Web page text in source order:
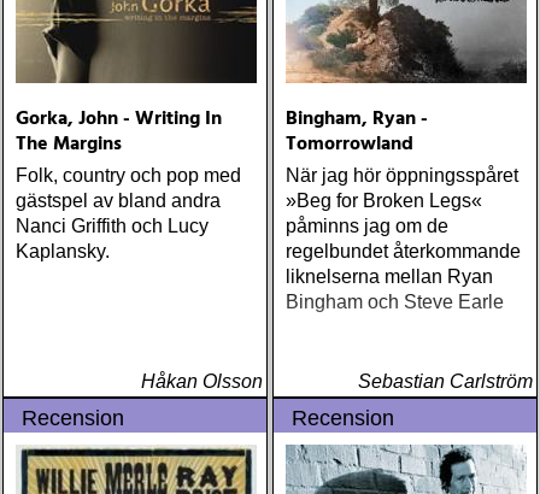
Gorka, John - Writing In
The Margins
Folk, country och pop med
gästspel av bland andra
Nanci Griffith och Lucy
Kaplansky.
Håkan Olsson
Bingham, Ryan -
Tomorrowland
När jag hör öppningsspåret
»Beg for Broken Legs«
påminns jag om de
regelbundet återkommande
liknelserna mellan Ryan
Bingham och Steve Earle
Sebastian Carlström
Recension Recension